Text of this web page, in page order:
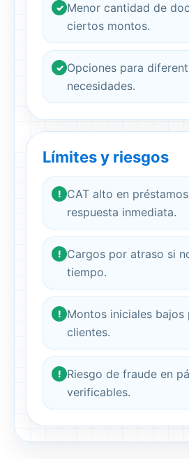
✓ Menor cantidad de
ciertos montos.
✓ Opciones para
necesidades.
Límites y riesgos
!
CAT alto en
respuesta inmediata.
!
Cargos por atraso si
tiempo.
!
Montos iniciales bajos
clientes.
!
Riesgo de fraude en
verificables.